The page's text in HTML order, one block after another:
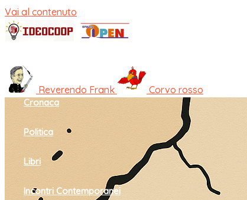
Vai al contenuto
Cultura e società
Cronaca
Politica
Libri
Incontri Contemporanei
Reverendo Frank Corvo rosso